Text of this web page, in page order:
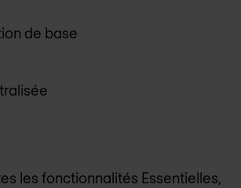
de base
les fonctionnalités Essentielles,